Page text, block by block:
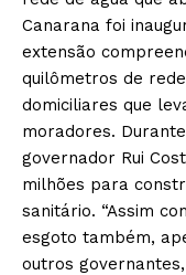
Canarana foi
extensão
quilômetros de
domiciliares que
moradores.
governador Rui
milhões para
sanitário. “Assim
esgoto também,
outros